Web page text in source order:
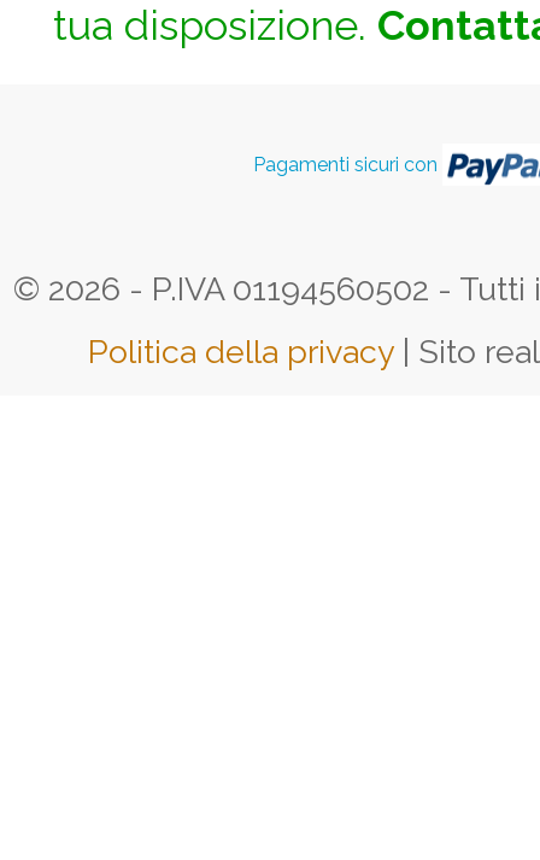
tua disposizione.
Pagamenti sicuri con
© 2026 - P.IVA 01194560502 -
Politica della privacy | Sito